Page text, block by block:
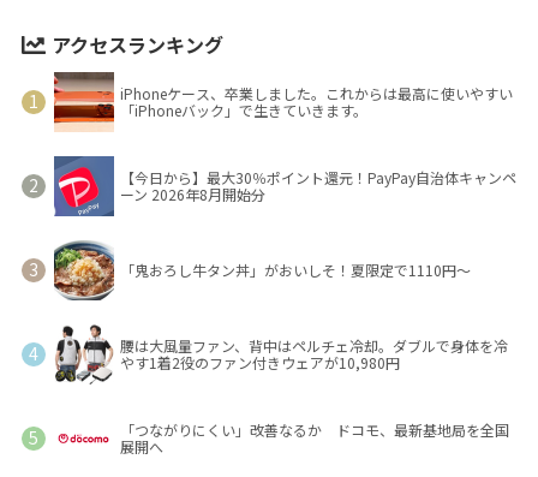
アクセスランキング
iPhoneケース、卒業しました。これからは最高に使いやすい
「iPhoneバック」で生きていきます。
【今日から】最大30％ポイント還元！PayPay自治体キャンペ
ーン 2026年8月開始分
「鬼おろし牛タン丼」がおいしそ！夏限定で1110円～
腰は大風量ファン、背中はペルチェ冷却。ダブルで身体を冷
やす1着2役のファン付きウェアが10,980円
「つながりにくい」改善なるか ドコモ、最新基地局を全国
展開へ